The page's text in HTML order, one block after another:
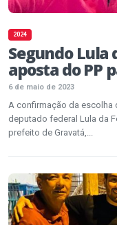
2024
Segundo Lula
aposta do PP
6 de maio de 2023
A confirmação da escolha
deputado federal Lula da
prefeito de Gravatá,...